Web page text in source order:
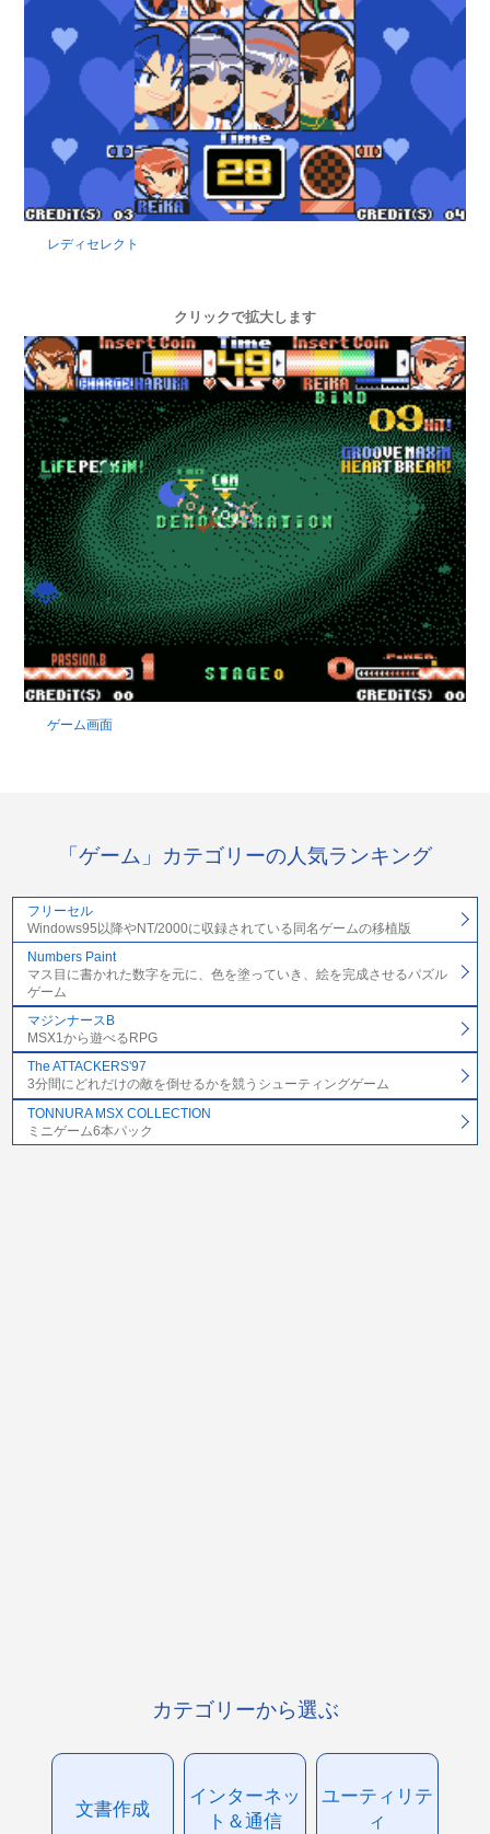
レディセレクト
クリックで拡大します
ゲーム画面
「ゲーム」カテゴリーの人気ランキング
フリーセル
Windows95以降やNT/2000に収録されている同名ゲームの移植版
Numbers Paint
マス目に書かれた数字を元に、色を塗っていき、絵を完成させるパズル
ゲーム
マジンナースB
MSX1から遊べるRPG
The ATTACKERS'97
3分間にどれだけの敵を倒せるかを競うシューティングゲーム
TONNURA MSX COLLECTION
ミニゲーム6本パック
カテゴリーから選ぶ
文書作成
インターネッ
ト＆通信
ユーティリテ
ィ